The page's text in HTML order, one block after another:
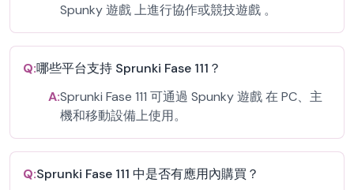
Spunky 遊戲 上進行協作或競技遊戲 。
Q:哪些平台支持 Sprunki Fase 111？
A:Sprunki Fase 111 可通過 Spunky 遊戲 在 PC、主
機和移動設備上使用。
Q:Sprunki Fase 111 中是否有應用內購買？